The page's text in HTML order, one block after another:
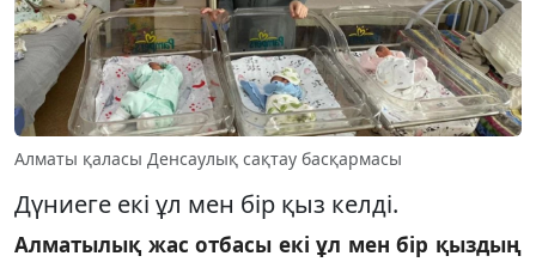
Алматы қаласы Денсаулық сақтау басқармасы
Дүниеге екі ұл мен бір қыз келді.
Алматылық жас отбасы екі ұл мен бір қыздың